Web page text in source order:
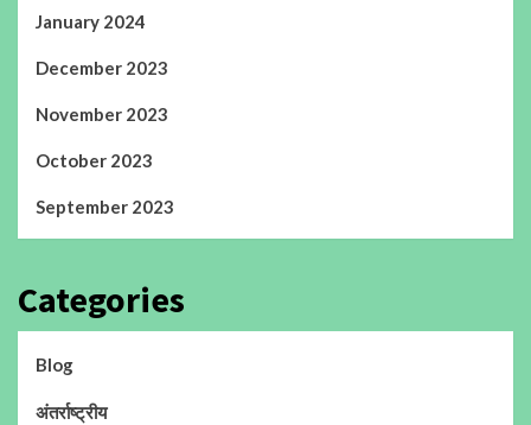
January 2024
December 2023
November 2023
October 2023
September 2023
Categories
Blog
अंतर्राष्ट्रीय